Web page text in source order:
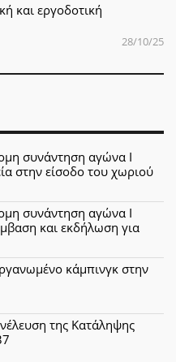
και εργοδοτική
28/10/25
συνάντηση αγώνα Ι
στην είσοδο του χωριού
συνάντηση αγώνα Ι
και εκδήλωση για
κάμπινγκ στην
της Κατάληψης